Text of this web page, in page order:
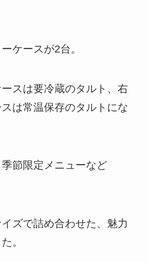
ケースが2台。
スは要冷蔵のタルト、右
は常温保存のタルトにな
節限定メニューなど
ズで詰め合わせた、魅力
。